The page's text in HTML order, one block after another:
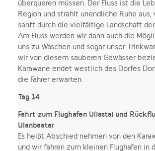
überqueren müssen. Der Fluss ist die
Region und strahlt unendliche Ruhe aus,
sanft durch die vielfältige Landschaft
Am Fluss werden wir dann auch die
uns zu Waschen und sogar unser
wir von diesem sauberen Gewässer
Karawane endet westlich des Dorfes
die Fahrer erwarten.
Tag 14
Fahrt zum Flughafen Uliastai und
Ulanbaatar
Es heißt Abschied nehmen von den
und wir fahren zum kleinen Flughafen in